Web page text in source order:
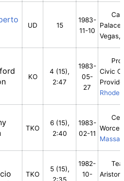
UD 15
1983-
11-10
Vegas,
KO
4 (15),
2:47
1983-
05-
27
Civic
Rhode
TKO
6 (15),
2:40
1983-
02-11
TKO
5 (15),
1982-
10-